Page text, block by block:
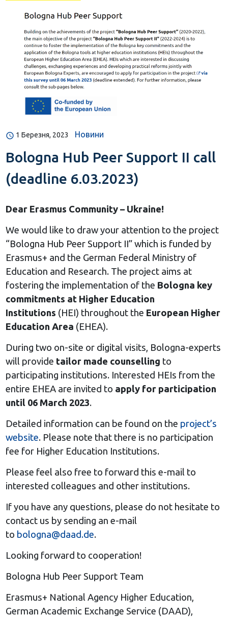
1 Березня, 2023 Новини
Bologna Hub Peer Support II call
(deadline 6.03.2023)
Dear Erasmus Community – Ukraine!
We would like to draw your attention to the project
“Bologna Hub Peer Support II” which is funded by
Erasmus+ and the German Federal Ministry of
Education and Research. The project aims at
fostering the implementation of the Bologna key
commitments at Higher Education
Institutions (HEI) throughout the European Higher
Education Area (EHEA).
During two on-site or digital visits, Bologna-experts
will provide tailor made counselling to
participating institutions. Interested HEIs from the
entire EHEA are invited to apply for participation
until 06 March 2023.
Detailed information can be found on the project’s
website. Please note that there is no participation
fee for Higher Education Institutions.
Please feel also free to forward this e-mail to
interested colleagues and other institutions.
If you have any questions, please do not hesitate to
contact us by sending an e-mail
to bologna@daad.de.
Looking forward to cooperation!
Bologna Hub Peer Support Team
Erasmus+ National Agency Higher Education,
German Academic Exchange Service (DAAD),